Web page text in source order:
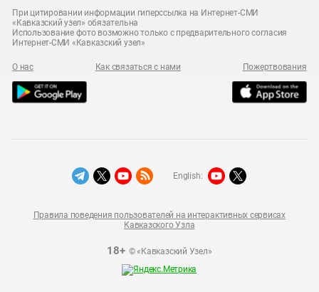
При цитировании информации гиперссылка на Интернет-СМИ
«Кавказский узел» обязательна
Использование фото возможно только с предварительного согласия
Интернет-СМИ «Кавказский узел»
О нас Как связаться с нами Пожертвования
18+© «Кавказский Узел»
Правила поведения пользователей на интерактивных сервисах
Кавказского Узла
English: